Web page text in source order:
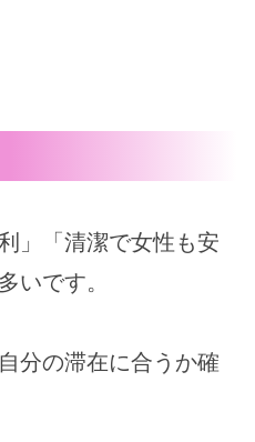
」「清潔で女性も安
いです。
分の滞在に合うか確